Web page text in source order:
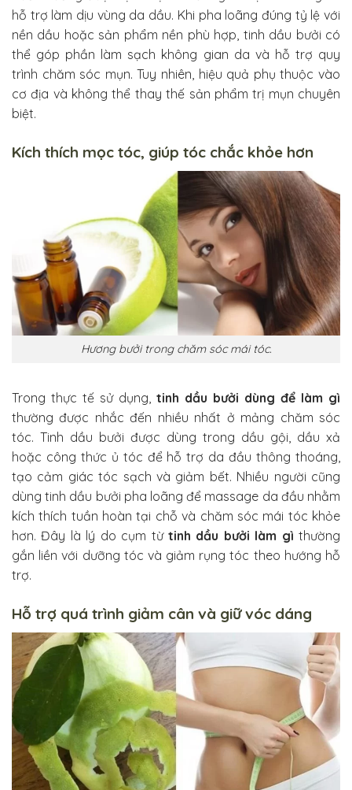
hỗ trợ làm dịu vùng da dầu. Khi pha loãng đúng tỷ lệ với
nền dầu hoặc sản phẩm nền phù hợp, tinh dầu bưởi có
thể góp phần làm sạch không gian da và hỗ trợ quy
trình chăm sóc mụn. Tuy nhiên, hiệu quả phụ thuộc vào
cơ địa và không thể thay thế sản phẩm trị mụn chuyên
biệt.
Kích thích mọc tóc, giúp tóc chắc khỏe hơn
Hương bưởi trong chăm sóc mái tóc.
Trong thực tế sử dụng, tinh dầu bưởi dùng để làm gì
thường được nhắc đến nhiều nhất ở mảng chăm sóc
tóc. Tinh dầu bưởi được dùng trong dầu gội, dầu xả
hoặc công thức ủ tóc để hỗ trợ da đầu thông thoáng,
tạo cảm giác tóc sạch và giảm bết. Nhiều người cũng
dùng tinh dầu bưởi pha loãng để massage da đầu nhằm
kích thích tuần hoàn tại chỗ và chăm sóc mái tóc khỏe
hơn. Đây là lý do cụm từ tinh dầu bưởi làm gìthường
gắn liền với dưỡng tóc và giảm rụng tóc theo hướng hỗ
trợ.
Hỗ trợ quá trình giảm cân và giữ vóc dáng